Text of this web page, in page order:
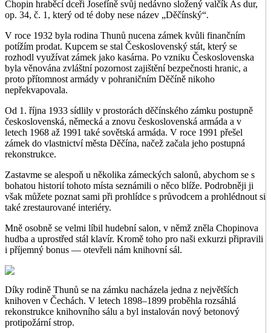
Chopin hraběcí dceři Josefíně svůj nedávno složený valčík As dur,
op. 34, č. 1, který od té doby nese název „Děčínský“.
V roce 1932 byla rodina Thunů nucena zámek kvůli finančním
potížím prodat. Kupcem se stal Československý stát, který se
rozhodl využívat zámek jako kasárna. Po vzniku Československa
byla věnována zvláštní pozornost zajištění bezpečnosti hranic, a
proto přítomnost armády v pohraničním Děčíně nikoho
nepřekvapovala.
Od 1. října 1933 sídlily v prostorách děčínského zámku postupně
československá, německá a znovu československá armáda a v
letech 1968 až 1991 také sovětská armáda. V roce 1991 přešel
zámek do vlastnictví města Děčína, načež začala jeho postupná
rekonstrukce.
Zastavme se alespoň u několika zámeckých salonů, abychom se s
bohatou historií tohoto místa seznámili o něco blíže. Podrobněji ji
však můžete poznat sami při prohlídce s průvodcem a prohlédnout si
také zrestaurované interiéry.
Mně osobně se velmi líbil hudební salon, v němž zněla Chopinova
hudba a uprostřed stál klavír. Kromě toho pro naši exkurzi připravili
i příjemný bonus — otevřeli nám knihovní sál.
Díky rodině Thunů se na zámku nacházela jedna z největších
knihoven v Čechách. V letech 1898–1899 proběhla rozsáhlá
rekonstrukce knihovního sálu a byl instalován nový betonový
protipožární strop.